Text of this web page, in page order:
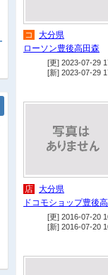
コ
大分県
ローソン豊後高田森
[更] 2023-07-29
[新] 2023-07-29
店 大分県
ドコモショップ豊後
[更] 2016-07-20
[新] 2016-07-20